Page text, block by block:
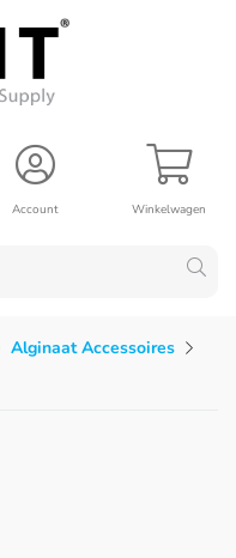
Winkelwagen
Account
Alginaat Accessoires